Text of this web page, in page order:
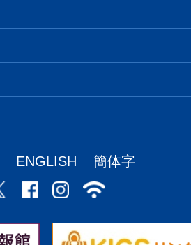
ENGLISH 簡体字